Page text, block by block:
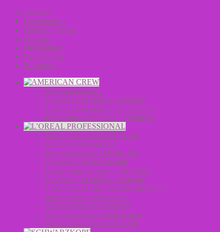
Главная
О компании
Производители
Отзывы
Оптовикам
Карта сайта
Контакты
Уход за волосами
Средства для стайлинга волос
Средства для окрашивания волос
Косметика и средства для бритья
Окрашивание волос L’Oreal
Hair Color Accessories
Уход за волосами Mythic Oil
Средства для осветления
Продукция для мужчин Homme
Средства для стайлинга волос
Средства для химической завивки и
долговременной укладки
Уход за волосами Serioxyl
Уход за волосами Serie Expert
Окрашивание волос L’Oreal